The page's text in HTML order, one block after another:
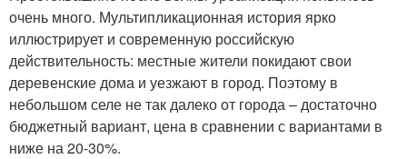
очень много. Мультипликационная история ярко
иллюстрирует и современную российскую
действительность: местные жители покидают свои
деревенские дома и уезжают в город. Поэтому в
небольшом селе не так далеко от города – достаточно
бюджетный вариант, цена в сравнении с вариантами в
ниже на 20-30%.